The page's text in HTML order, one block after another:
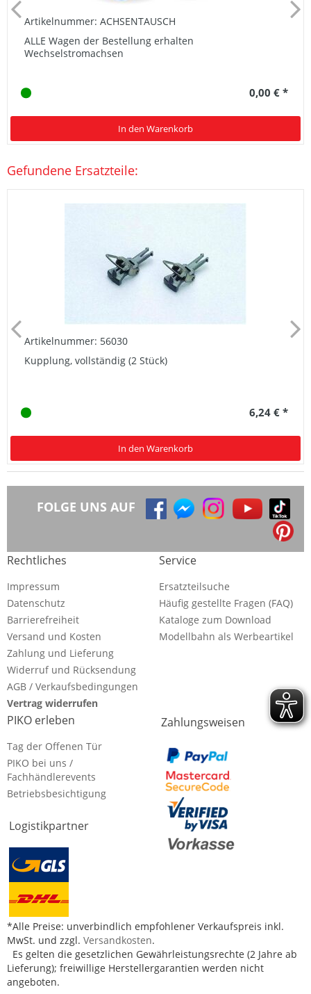
Artikelnummer: ACHSENTAUSCH
ALLE Wagen der Bestellung erhalten
Wechselstromachsen
0,00 € *
In den Warenkorb
Gefundene Ersatzteile:
Artikelnummer: 56030
Kupplung, vollständig (2 Stück)
6,24 € *
In den Warenkorb
FOLGE UNS AUF
Rechtliches
Impressum
Datenschutz
Barrierefreiheit
Versand und Kosten
Zahlung und Lieferung
Widerruf und Rücksendung
AGB / Verkaufsbedingungen
Vertrag widerrufen
Service
Ersatzteilsuche
Häufig gestellte Fragen (FAQ)
Kataloge zum Download
Modellbahn als Werbeartikel
PIKO erleben
Tag der Offenen Tür
PIKO bei uns /
Fachhändlerevents
Betriebsbesichtigung
Logistikpartner
Zahlungsweisen
*Alle Preise: unverbindlich empfohlener Verkaufspreis inkl.
MwSt. und zzgl. Versandkosten.
Es gelten die gesetzlichen Gewährleistungsrechte (2 Jahre ab
Lieferung); freiwillige Herstellergarantien werden nicht
angeboten.